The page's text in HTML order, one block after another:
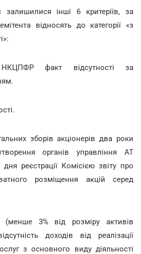
залишилися інші 6 критеріїв, за
відносять до категорії «з
НКЦПФР факт відсутності за
зборів акціонерів два роки
органів управління АТ
реєстрації Комісією звіту про
розміщення акцій серед
(менше 3% від розміру активів
доходів від реалізації
з основного виду діяльності